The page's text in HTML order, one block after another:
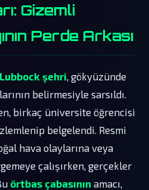
Gizemli
Perde Arkası
Lubbock şehri , gökyüzünde
belirmesiyle sarsıldı.
birkaç üniversite öğrencisi
belgelendi. Resmi
hava olaylarına veya
çalışırken, gerçekler
örtbas çabasının amacı,